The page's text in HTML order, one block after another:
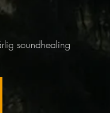
soundhealing